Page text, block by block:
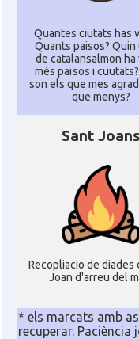
Quantes ciutats has
Quants paisos? Quin
de catalansalmon ha
més països i
son els que mes
que menys?
Sant Joans
Recopliacio de diades
Joan d'arreu del
* els marcats amb
recuperar. Paciència